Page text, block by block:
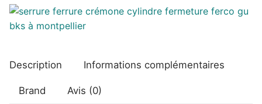
haut
et
Description Informations complémentaires
Brand Avis (0)